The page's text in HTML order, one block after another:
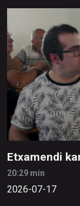
Etxamendi
20:29 min
2026-07-17